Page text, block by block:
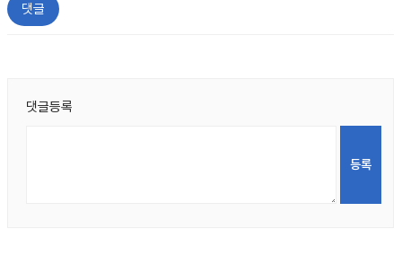
댓글
댓글등록